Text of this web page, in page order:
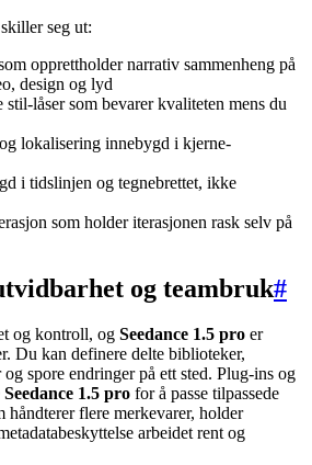
skiller seg ut:
opprettholder narrativ sammenheng på
design og lyd
stil-låser som bevarer kvaliteten mens du
lokalisering innebygd i kjerne-
i tidslinjen og tegnebrettet, ikke
som holder iterasjonen rask selv på
og teambruk#
og kontroll, og Seedance 1.5 pro er
Du kan definere delte biblioteker,
spore endringer på ett sted. Plug-ins og
Seedance 1.5 pro for å passe tilpassede
håndterer flere merkevarer, holder
arbeidet rent og